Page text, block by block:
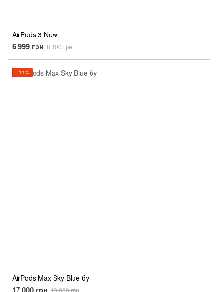
AirPods 3 New
6 999 грн 8 100 грн
−11%
AirPods Max Sky Blue бу
17 000 грн 19 000 грн